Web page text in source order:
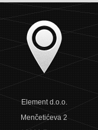
Element d.o.o.
Menčetićeva 2